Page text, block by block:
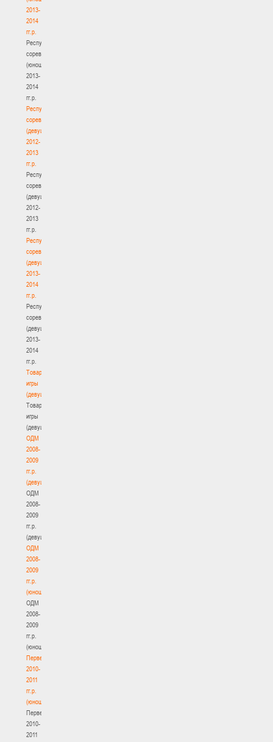
2013-
2014
гг.р.
Республиканские
соревнования
(юноши)
2013-
2014
гг.р.
Республиканские
соревнования
(девушки)
2012-
2013
гг.р.
Республиканские
соревнования
(девушки)
2012-
2013
гг.р.
Республиканские
соревнования
(девушки)
2013-
2014
гг.р.
Республиканские
соревнования
(девушки)
2013-
2014
гг.р.
Товарищеские
игры
(девушки)
Товарищеские
игры
(девушки)
ОДМ
2008-
2009
гг.р.
(девушки)
ОДМ
2008-
2009
гг.р.
(девушки)
ОДМ
2008-
2009
гг.р.
(юноши)
ОДМ
2008-
2009
гг.р.
(юноши)
Первенство
2010-
2011
гг.р.
(юноши)
Первенство
2010-
2011